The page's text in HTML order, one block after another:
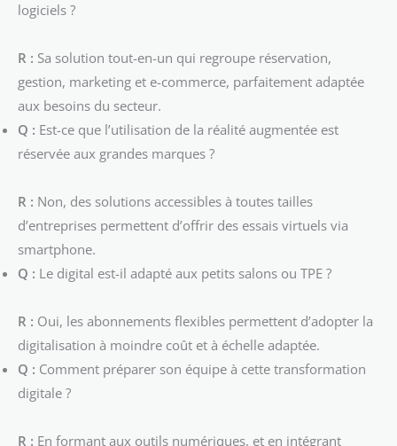
logiciels ?
R : Sa solution tout-en-un qui regroupe réservation,
gestion, marketing et e-commerce, parfaitement adaptée
aux besoins du secteur.
Q : Est-ce que l’utilisation de la réalité augmentée est
réservée aux grandes marques ?
R : Non, des solutions accessibles à toutes tailles
d’entreprises permettent d’offrir des essais virtuels via
smartphone.
Q : Le digital est-il adapté aux petits salons ou TPE ?
R : Oui, les abonnements flexibles permettent d’adopter la
digitalisation à moindre coût et à échelle adaptée.
Q : Comment préparer son équipe à cette transformation
digitale ?
R : En formant aux outils numériques, et en intégrant